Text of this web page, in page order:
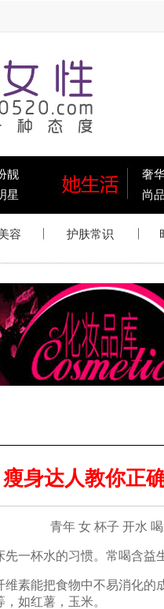
靓
星
奢
尚
瘦身达人教你正
一杯水的习惯。常喝含益
能把食物中不易消化的
如红薯，玉米。